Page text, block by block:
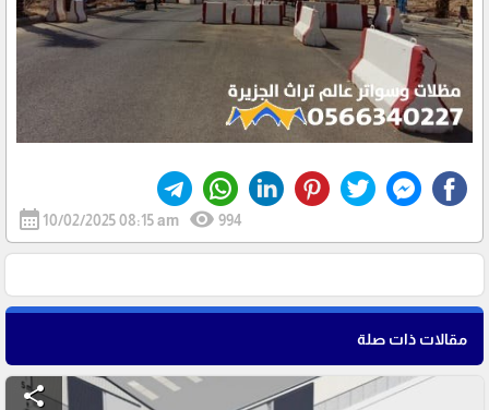
calendar_month 10/02/2025 08:15 am visibility 994
مقالات ذات صلة
share